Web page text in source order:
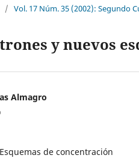
/ Vol. 17 Núm. 35 (2002): Segundo
y nuevos
Almagro
Esquemas de concentración